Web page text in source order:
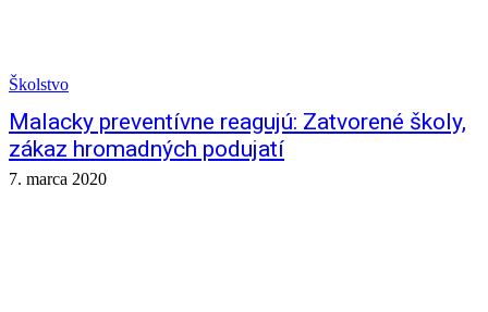
Školstvo
Malacky preventívne reagujú: Zatvorené školy,
zákaz hromadných podujatí
7. marca 2020